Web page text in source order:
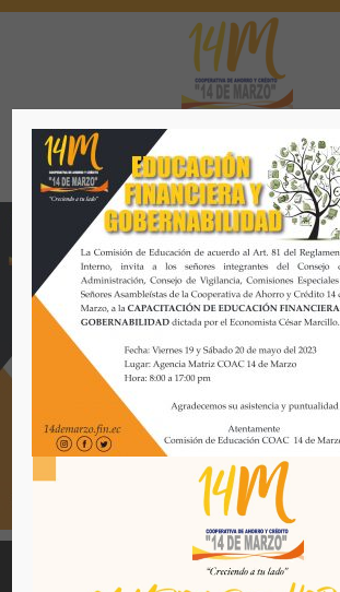
Menú
Todos los derechos reservados. Se
reproducción del mismo sin